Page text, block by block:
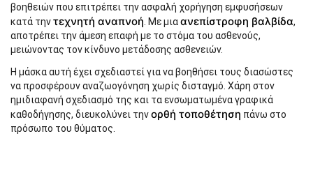
βοηθειών που επιτρέπει την ασφαλή χορήγηση εμφυσήσεων
κατά τηντεχνητή αναπνοή . Με μιαανεπίστροφη βαλβίδα,
αποτρέπει την άμεση επαφή με το στόμα του ασθενούς,
μειώνοντας τον κίνδυνο μετάδοσης ασθενειών.
Η μάσκα αυτή έχει σχεδιαστεί για να βοηθήσει τους διασώστες
να προσφέρουν αναζωογόνηση χωρίς δισταγμό. Χάρη στον
ημιδιαφανή σχεδιασμό της και τα ενσωματωμένα γραφικά
καθοδήγησης, διευκολύνει τηνορθή τοποθέτηση πάνω στο
πρόσωπο του θύματος.